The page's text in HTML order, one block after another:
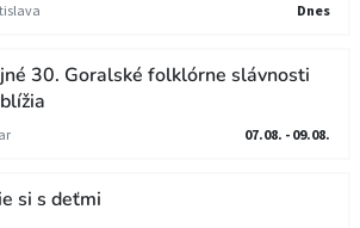
Dnes
30. Goralské folklórne slávnosti
07.08. - 09.08.
si s deťmi